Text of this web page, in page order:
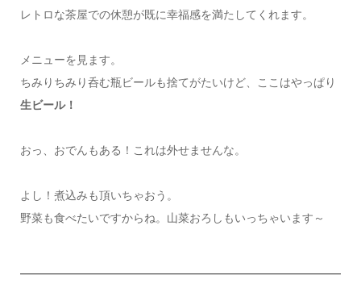
レトロな茶屋での休憩が既に幸福感を満たしてくれます。
メニューを見ます。
ちみりちみり呑む瓶ビールも捨てがたいけど、ここはやっぱり
生ビール！
おっ、おでんもある！これは外せませんな。
よし！煮込みも頂いちゃおう。
野菜も食べたいですからね。山菜おろしもいっちゃいます～